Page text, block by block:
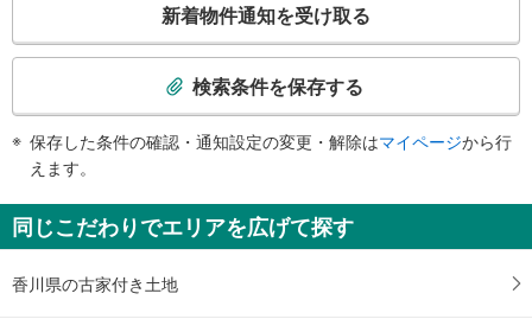
検
知
を
け
新着物件通知を受け取る
検索条件を保存する
保存した条件の確認・通知設定の変更・解除はマイページから行
えます。
同じこだわりでエリアを広げて探す
香川県の古家付き土地